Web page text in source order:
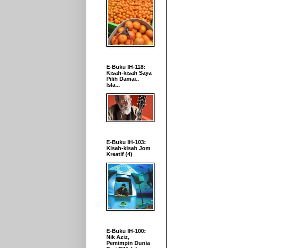
E-Buku IH-118:
Kisah-kisah Saya
Pilih Damai..
Isla...
E-Buku IH-103:
Kisah-kisah Jom
Kreatif (4)
E-Buku IH-100:
Nik Aziz,
Pemimpin Dunia